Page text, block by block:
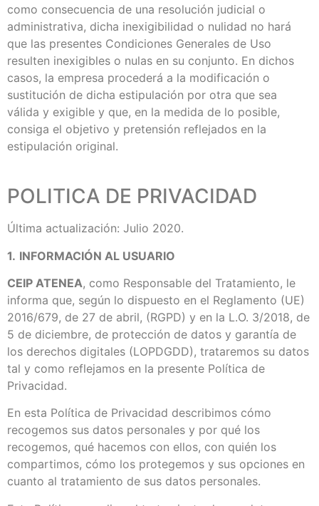
como consecuencia de una resolución judicial o
administrativa, dicha inexigibilidad o nulidad no hará
que las presentes Condiciones Generales de Uso
resulten inexigibles o nulas en su conjunto. En dichos
casos, la empresa procederá a la modificación o
sustitución de dicha estipulación por otra que sea
válida y exigible y que, en la medida de lo posible,
consiga el objetivo y pretensión reflejados en la
estipulación original.
POLITICA DE PRIVACIDAD
Última actualización: Julio 2020.
1. INFORMACIÓN AL USUARIO
CEIP ATENEA, como Responsable del Tratamiento, le
informa que, según lo dispuesto en el Reglamento (UE)
2016/679, de 27 de abril, (RGPD) y en la L.O. 3/2018, de
5 de diciembre, de protección de datos y garantía de
los derechos digitales (LOPDGDD), trataremos su datos
tal y como reflejamos en la presente Política de
Privacidad.
En esta Política de Privacidad describimos cómo
recogemos sus datos personales y por qué los
recogemos, qué hacemos con ellos, con quién los
compartimos, cómo los protegemos y sus opciones en
cuanto al tratamiento de sus datos personales.